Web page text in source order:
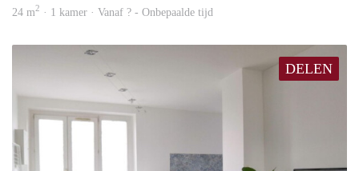
24 m2 · 1 kamer · Vanaf ? - Onbepaalde tijd
DELEN